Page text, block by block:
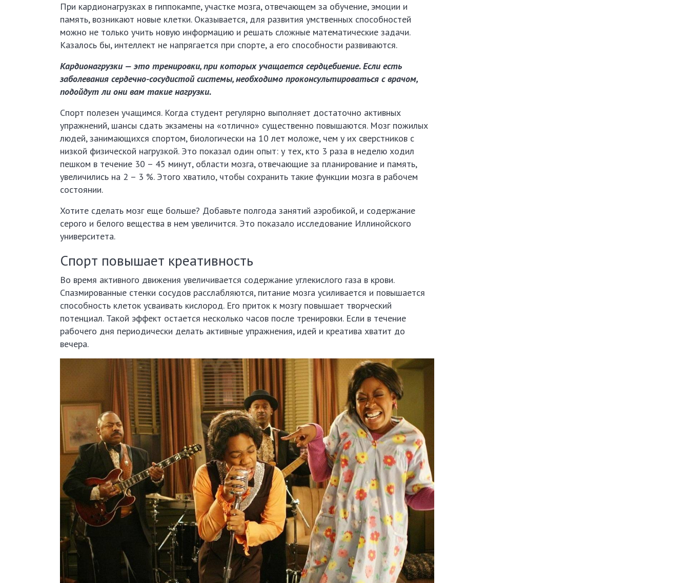
При кардионагрузках в гиппокампе, участке мозга, отвечающем за обучение, эмоции и
память, возникают новые клетки. Оказывается, для развития умственных способностей
можно не только учить новую информацию и решать сложные математические задачи.
Казалось бы, интеллект не напрягается при спорте, а его способности развиваются.
Кардионагрузки — это тренировки, при которых учащается сердцебиение. Если есть
заболевания сердечно-сосудистой системы, необходимо проконсультироваться с врачом,
подойдут ли они вам такие нагрузки.
Спорт полезен учащимся. Когда студент регулярно выполняет достаточно активных
упражнений, шансы сдать экзамены на «отлично» существенно повышаются. Мозг пожилых
людей, занимающихся спортом, биологически на 10 лет моложе, чем у их сверстников с
низкой физической нагрузкой. Это показал один опыт: у тех, кто 3 раза в неделю ходил
пешком в течение 30 – 45 минут, области мозга, отвечающие за планирование и память,
увеличились на 2 – 3 %. Этого хватило, чтобы сохранить такие функции мозга в рабочем
состоянии.
Хотите сделать мозг еще больше? Добавьте полгода занятий аэробикой, и содержание
серого и белого вещества в нем увеличится. Это показало исследование Иллинойского
университета.
Спорт повышает креативность
Во время активного движения увеличивается содержание углекислого газа в крови.
Спазмированные стенки сосудов расслабляются, питание мозга усиливается и повышается
способность клеток усваивать кислород. Его приток к мозгу повышает творческий
потенциал. Такой эффект остается несколько часов после тренировки. Если в течение
рабочего дня периодически делать активные упражнения, идей и креатива хватит до
вечера.